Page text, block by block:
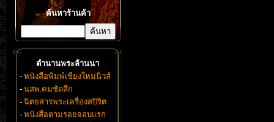
ค้นหาร้านค้า
ตำนานพระล้านนา
- หนังสือพิมพ์เชียงใหม่นิวส์
- นสพ.คมชัดลึก
- นิตยสารพระเครื่องสปิริต
- หนังสือตามรอยจอบแรก